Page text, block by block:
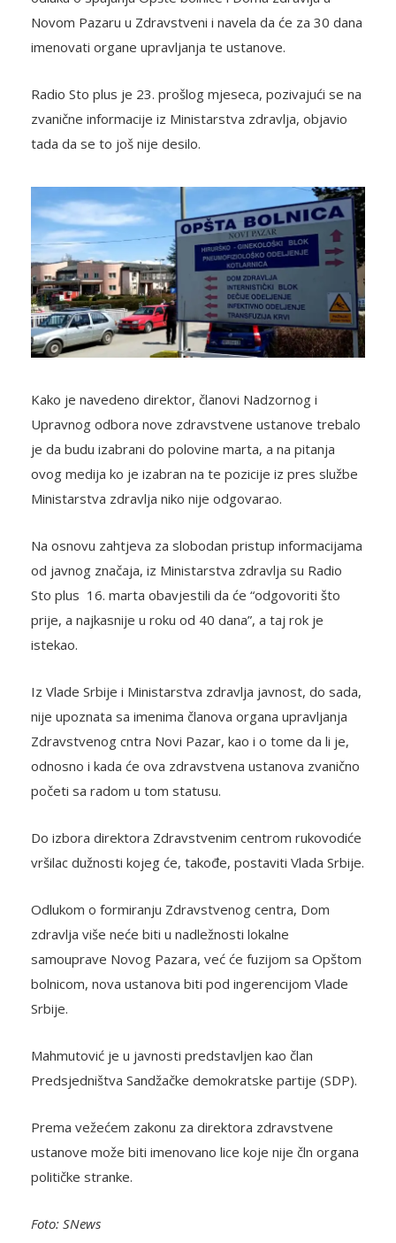
Novom Pazaru u Zdravstveni i navela da će za 30 dana
imenovati organe upravljanja te ustanove.
Radio Sto plus je 23. prošlog mjeseca, pozivajući se na
zvanične informacije iz Ministarstva zdravlja, objavio
tada da se to još nije desilo.
Kako je navedeno direktor, članovi Nadzornog i
Upravnog odbora nove zdravstvene ustanove trebalo
je da budu izabrani do polovine marta, a na pitanja
ovog medija ko je izabran na te pozicije iz pres službe
Ministarstva zdravlja niko nije odgovarao.
Na osnovu zahtjeva za slobodan pristup informacijama
od javnog značaja, iz Ministarstva zdravlja su Radio
Sto plus 16. marta obavjestili da će “odgovoriti što
prije, a najkasnije u roku od 40 dana”, a taj rok je
istekao.
Iz Vlade Srbije i Ministarstva zdravlja javnost, do sada,
nije upoznata sa imenima članova organa upravljanja
Zdravstvenog cntra Novi Pazar, kao i o tome da li je,
odnosno i kada će ova zdravstvena ustanova zvanično
početi sa radom u tom statusu.
Do izbora direktora Zdravstvenim centrom rukovodiće
vršilac dužnosti kojeg će, takođe, postaviti Vlada Srbije.
Odlukom o formiranju Zdravstvenog centra, Dom
zdravlja više neće biti u nadležnosti lokalne
samouprave Novog Pazara, već će fuzijom sa Opštom
bolnicom, nova ustanova biti pod ingerencijom Vlade
Srbije.
Mahmutović je u javnosti predstavljen kao član
Predsjedništva Sandžačke demokratske partije (SDP).
Prema vežećem zakonu za direktora zdravstvene
ustanove može biti imenovano lice koje nije čln organa
političke stranke.
Foto: SNews